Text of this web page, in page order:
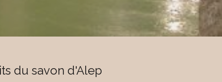
du savon d'Alep